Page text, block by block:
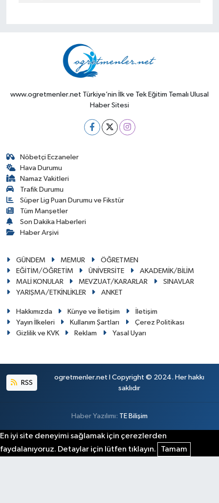
www.ogretmenler.net Türkiye’nin İlk ve Tek Eğitim Temalı Ulusal
Haber Sitesi
Nöbetçi Eczaneler
Hava Durumu
Namaz Vakitleri
Trafik Durumu
Süper Lig Puan Durumu ve Fikstür
Tüm Manşetler
Son Dakika Haberleri
Haber Arşivi
GÜNDEM MEMUR
ÖĞRETMEN
EĞİTİM/ÖĞRETİM
ÜNİVERSİTE
AKADEMİK/BİLİM
MALİ KONULAR
MEVZUAT/KARARLAR
SINAVLAR
YARIŞMA/ETKİNLİKLER
ANKET
Hakkımızda Künye ve İletişim
İletişim
Yayın İlkeleri
Kullanım Şartları
Çerez Politikası
Gizlilik ve KVK
Reklam Yasal Uyarı
RSS
ogretmenler.net I Copyright © 2024. Her hakkı
saklıdır
Haber Yazılımı: TE Bilişim
En iyi site deneyimi sağlamak için çerezlerden
faydalanıyoruz. Detaylar için lütfen tıklayın.
Tamam